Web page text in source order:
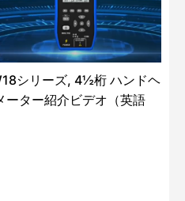
シリーズ, 4½桁 ハンドヘ
ーター紹介ビデオ（英語